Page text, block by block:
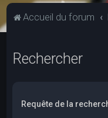
Accueil du forum
Rechercher
Requête de la